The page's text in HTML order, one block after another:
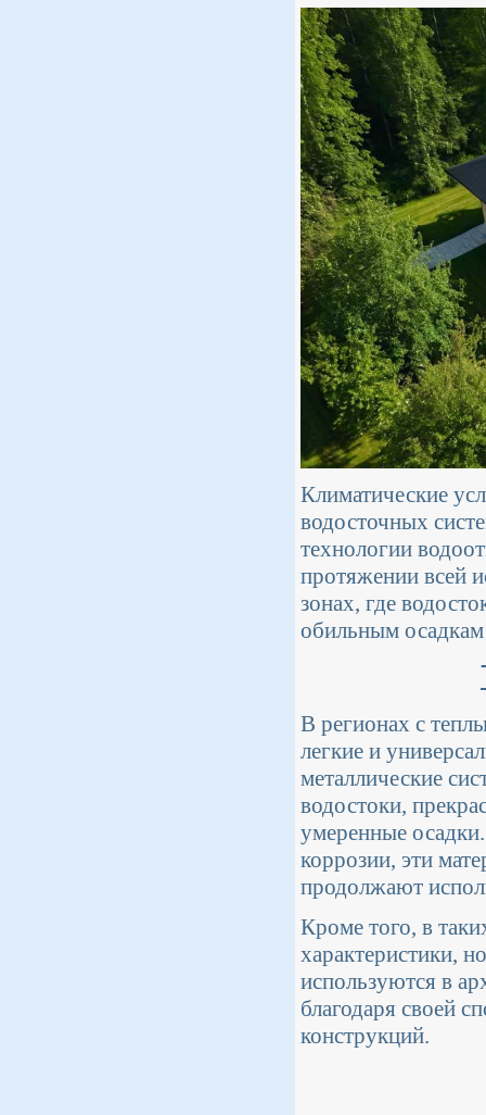
Климатические
водосточных
технологии
протяжении всей
зонах, где
обильным
В регионах с
легкие и
металлические
водостоки,
умеренные
коррозии, эти
продолжают
Кроме того, в
характеристики,
используются в
благодаря своей
конструкций.